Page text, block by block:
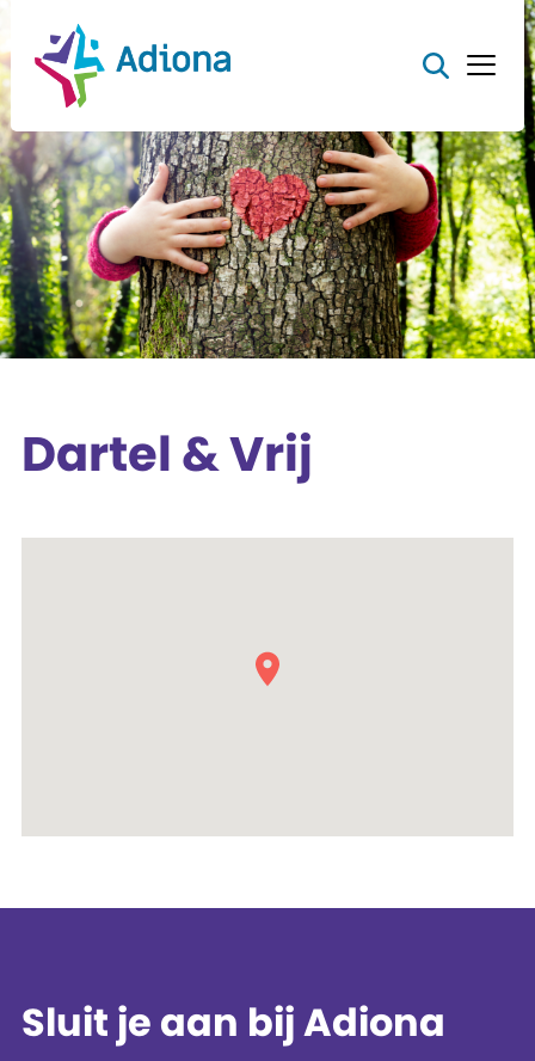
Dartel & Vrij
Sluit je aan bij Adiona